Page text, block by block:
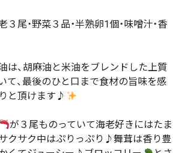
尾・野菜３品・半熟卵1個・味噌汁・香
は、胡麻油と米油をブレンドした上質
て、最後のひと口まで食材の旨味を感
と頂けます♪
が３尾ものっていて海老好きにはたま
クサク中はぷりっぷり♪舞茸は香り豊